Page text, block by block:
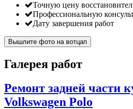
Точную цену
Профессиональную
Дату завершения работ
Вышлите фото на вотцап
Галерея работ
Ремонт задней части
Volkswagen Polo